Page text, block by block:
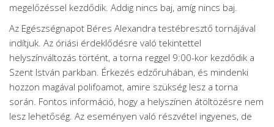
megelőzéssel kezdődik. Addig nincs baj, amíg nincs baj.
Az Egészségnapot Béres Alexandra testébresztő tornájával
indítjuk. Az óriási érdeklődésre való tekintettel
helyszínváltozás történt, a torna reggel 9:00-kor kezdődik a
Szent István parkban. Érkezés edzőruhában, és mindenki
hozzon magával polifoamot, amire szükség lesz a torna
során. Fontos információ, hogy a helyszínen átöltözésre nem
lesz lehetőség. Az eseményen való részvétel ingyenes, de